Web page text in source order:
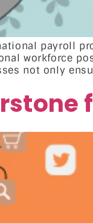
payroll
workforce
not only